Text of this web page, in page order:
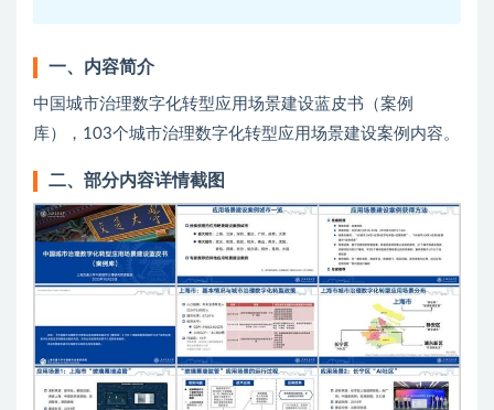
一、内容简介
中国城市治理数字化转型应用场景建设蓝皮书（案例
库），103个城市治理数字化转型应用场景建设案例内容。
二、部分内容详情截图